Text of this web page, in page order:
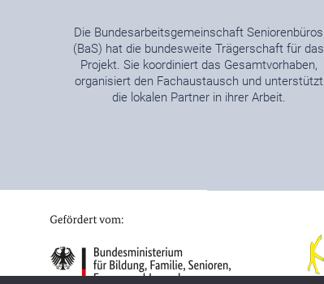
Die Bundesarbeitsgemeinschaft Seniorenbüros
(BaS) hat die bundesweite Trägerschaft für das
Projekt. Sie koordiniert das Gesamtvorhaben,
organisiert den Fachaustausch und unterstützt
die lokalen Partner in ihrer Arbeit.